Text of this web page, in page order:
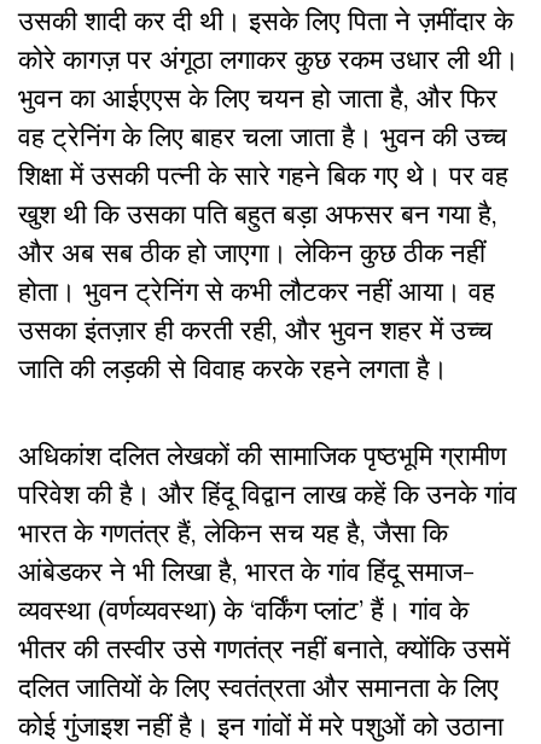
उसकी शादी कर दी थी। इसके लिए पिता ने ज़मींदार के
कोरे कागज़ पर अंगूठा लगाकर कुछ रकम उधार ली थी।
भुवन का आईएएस के लिए चयन हो जाता है, और फिर
वह ट्रेनिंग के लिए बाहर चला जाता है। भुवन की उच्च
शिक्षा में उसकी पत्नी के सारे गहने बिक गए थे। पर वह
खुश थी कि उसका पति बहुत बड़ा अफसर बन गया है,
और अब सब ठीक हो जाएगा। लेकिन कुछ ठीक नहीं
होता। भुवन ट्रेनिंग से कभी लौटकर नहीं आया। वह
उसका इंतज़ार ही करती रही, और भुवन शहर में उच्च
जाति की लड़की से विवाह करके रहने लगता है।
अधिकांश दलित लेखकों की सामाजिक पृष्ठभूमि ग्रामीण
परिवेश की है। और हिंदू विद्वान लाख कहें कि उनके गांव
भारत के गणतंत्र हैं, लेकिन सच यह है, जैसा कि
आंबेडकर ने भी लिखा है, भारत के गांव हिंदू समाज-
व्यवस्था (वर्णव्यवस्था) के ‘वर्किंग प्लांट’ हैं। गांव के
भीतर की तस्वीर उसे गणतंत्र नहीं बनाते, क्योंकि उसमें
दलित जातियों के लिए स्वतंत्रता और समानता के लिए
कोई गुंजाइश नहीं है। इन गांवों में मरे पशुओं को उठाना